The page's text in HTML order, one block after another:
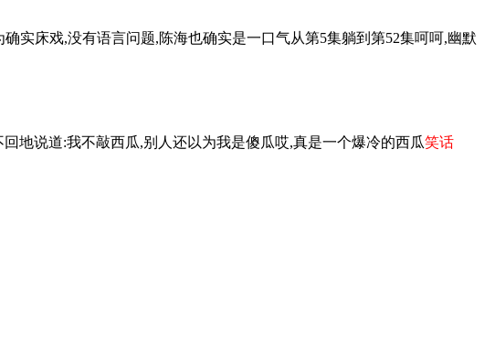
实床戏,没有语言问题,陈海也确实是一口气从第5集躺到第52集呵呵,幽默
地说道:我不敲西瓜,别人还以为我是傻瓜哎,真是一个爆冷的西瓜笑话